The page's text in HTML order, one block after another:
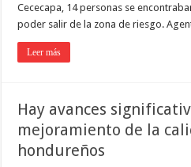
Cececapa, 14 personas se
poder salir de la zona de riesgo.
Leer más
Hay avances
mejoramiento de la
hondureños